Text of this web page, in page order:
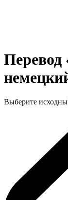
Перевод
Выберите